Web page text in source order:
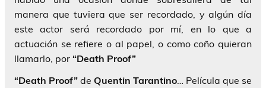
manera que tuviera que ser recordado, y algún día
este actor será recordado por mí, en lo que a
actuación se refiere o al papel, o como coño quieran
llamarlo, por “Death Proof”
“Death Proof” de Quentin Tarantino … Película que se